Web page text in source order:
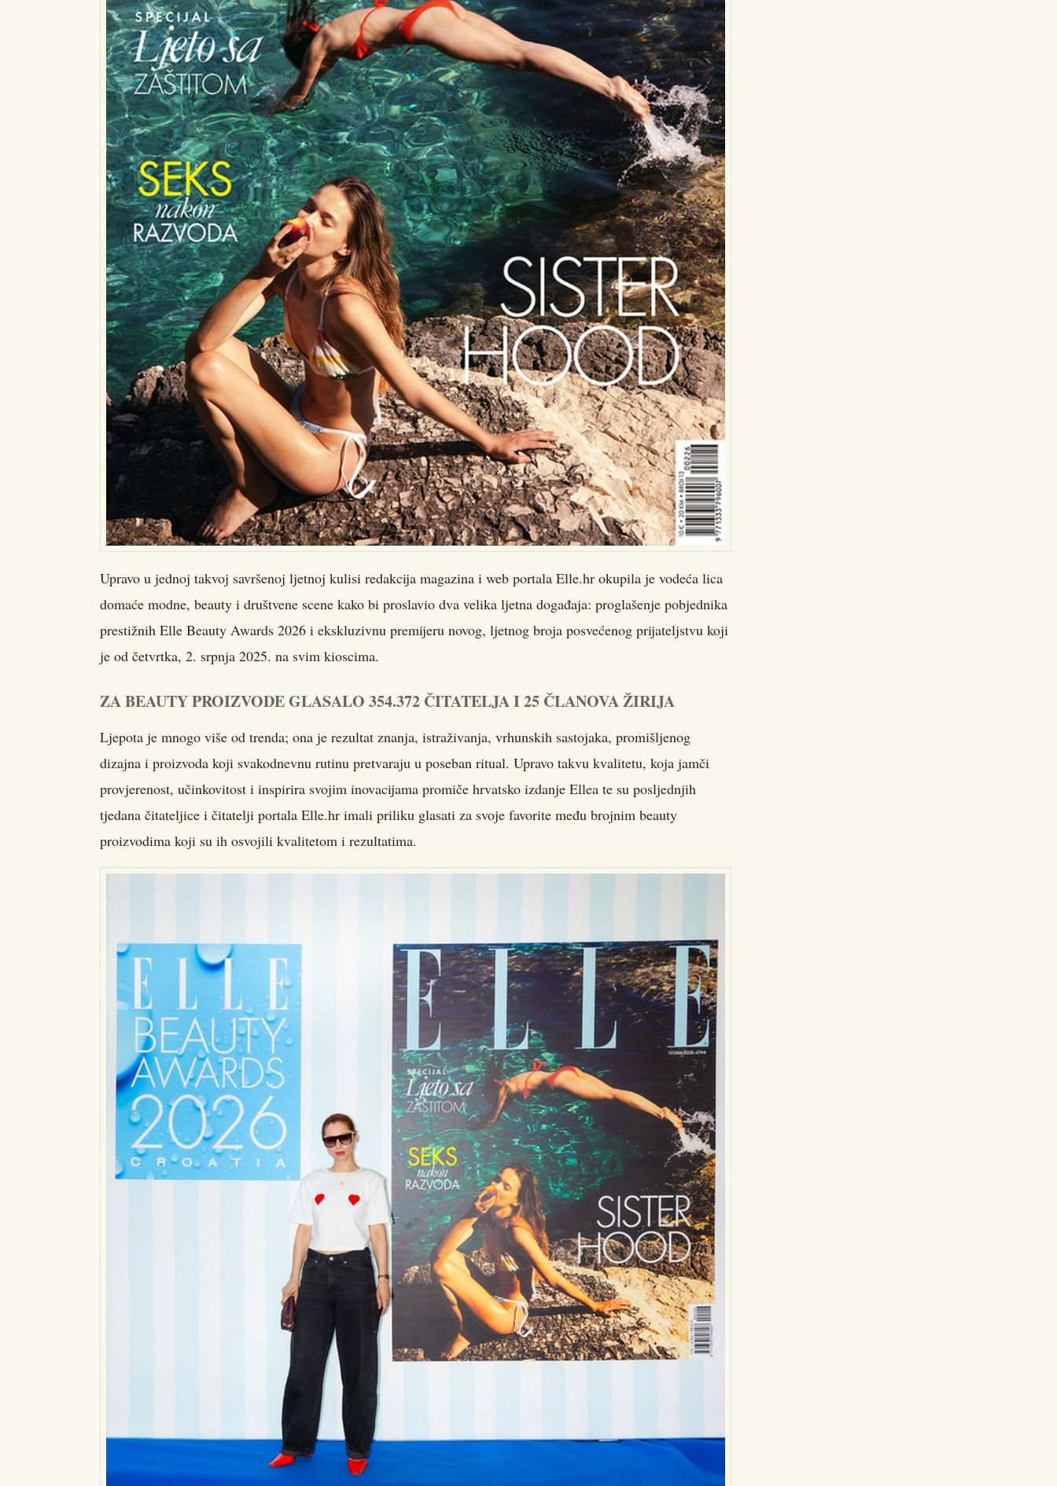
Upravo u jednoj takvoj savršenoj ljetnoj kulisi redakcija magazina i web portala Elle.hr okupila je vodeća lica
domaće modne, beauty i društvene scene kako bi proslavio dva velika ljetna događaja: proglašenje pobjednika
prestižnih Elle Beauty Awards 2026 i ekskluzivnu premijeru novog, ljetnog broja posvećenog prijateljstvu koji
je od četvrtka, 2. srpnja 2025. na svim kioscima.
ZA BEAUTY PROIZVODE GLASALO 354.372 ČITATELJA I 25 ČLANOVA ŽIRIJA
Ljepota je mnogo više od trenda; ona je rezultat znanja, istraživanja, vrhunskih sastojaka, promišljenog
dizajna i proizvoda koji svakodnevnu rutinu pretvaraju u poseban ritual. Upravo takvu kvalitetu, koja jamči
provjerenost, učinkovitost i inspirira svojim inovacijama promiče hrvatsko izdanje Ellea te su posljednjih
tjedana čitateljice i čitatelji portala Elle.hr imali priliku glasati za svoje favorite među brojnim beauty
proizvodima koji su ih osvojili kvalitetom i rezultatima.